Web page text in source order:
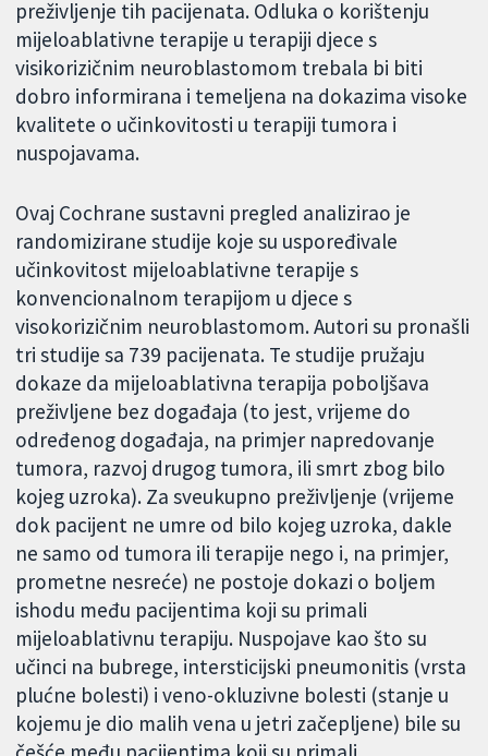
preživljenje tih pacijenata. Odluka o korištenju
mijeloablativne terapije u terapiji djece s
visikorizičnim neuroblastomom trebala bi biti
dobro informirana i temeljena na dokazima visoke
kvalitete o učinkovitosti u terapiji tumora i
nuspojavama.
Ovaj Cochrane sustavni pregled analizirao je
randomizirane studije koje su uspoređivale
učinkovitost mijeloablativne terapije s
konvencionalnom terapijom u djece s
visokorizičnim neuroblastomom. Autori su pronašli
tri studije sa 739 pacijenata. Te studije pružaju
dokaze da mijeloablativna terapija poboljšava
preživljene bez događaja (to jest, vrijeme do
određenog događaja, na primjer napredovanje
tumora, razvoj drugog tumora, ili smrt zbog bilo
kojeg uzroka). Za sveukupno preživljenje (vrijeme
dok pacijent ne umre od bilo kojeg uzroka, dakle
ne samo od tumora ili terapije nego i, na primjer,
prometne nesreće) ne postoje dokazi o boljem
ishodu među pacijentima koji su primali
mijeloablativnu terapiju. Nuspojave kao što su
učinci na bubrege, intersticijski pneumonitis (vrsta
plućne bolesti) i veno-okluzivne bolesti (stanje u
kojemu je dio malih vena u jetri začepljene) bile su